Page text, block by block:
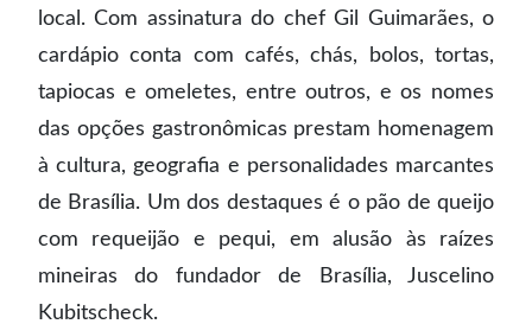
local. Com assinatura do chef Gil Guimarães, o
cardápio conta com cafés, chás, bolos, tortas,
tapiocas e omeletes, entre outros, e os nomes
das opções gastronômicas prestam homenagem
à cultura, geografia e personalidades marcantes
de Brasília. Um dos destaques é o pão de queijo
com requeijão e pequi, em alusão às raízes
mineiras do fundador de Brasília, Juscelino
Kubitscheck.